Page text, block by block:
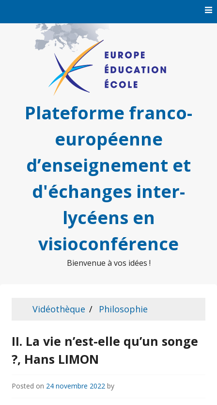
Plateforme franco-
européenne
d’enseignement et
d'échanges inter-
lycéens en
visioconférence
Bienvenue à vos idées !
Vidéothèque Philosophie
II. La vie n’est-elle qu’un songe
?, Hans LIMON
Posted on 24 novembre 2022 by